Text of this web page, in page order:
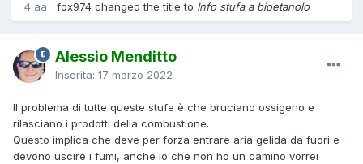
4 aa fox974 changed the title to Info stufa a bioetanolo
Alessio Menditto
Inserita: 17 marzo 2022
Il problema di tutte queste stufe è che bruciano ossigeno e
rilasciano i prodotti della combustione.
Questo implica che deve per forza entrare aria gelida da fuori e
devono uscire i fumi, anche io che non ho un camino vorrei